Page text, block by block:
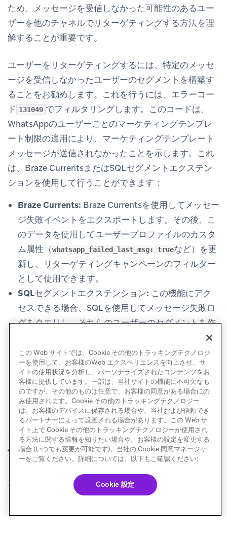
ため、メッセージを受信しなかった可能性のあるユー
ザーを他のチャネルでリターゲティングする方法を理
解することが重要です。
ユーザーをリターゲティングするには、特定のメッセ
ージを受信しなかったユーザーのセグメントを構築す
ることをお勧めします。これを行うには、エラーコー
ド 131049 でフィルタリングします。このコードは、
WhatsAppのユーザーごとのマーケティングテンプレ
ート制限の適用により、マーケティングテンプレート
メッセージが送信されなかったことを示します。これ
は、Braze CurrentsまたはSQLセグメントエクステン
ションを使用して行うことができます：
Braze Currents: Braze Currentsを使用してメッセー
ジ失敗イベントをエクスポートします。その後、こ
のデータを使用してユーザープロファイルのカスタ
ム属性（whatsapp_failed_last_msg: trueなど）を更
新し、リターゲティングキャンペーンのフィルター
として使用できます。
SQLセグメントエクステンション: この機能にアク
セスできる場合、SQLを使用してメッセージ失敗ロ
グをクエリし、それらのユーザーのセグメントを作
成してから、別のチャネルでそのセグメントをター
ゲットにすることができます。
前へ 機能と最適化 次へ
クリックトラッキン
© Braze. All Rights Reserved Privacy Policy
この Web サイトでは、Cookie その他のトラッキングテクノロジ
ーを使用して、お客様のWeb エクスペリエンスを向上させ、サ
イトの使用状況を分析し、パーソナライズされたコンテンツをお
客様に提供しています。一部は、当社サイトの機能に不可欠なも
のですが、その他のものは任意で、お客様の同意がある場合にの
み使用されます。Cookie その他のトラッキングテクノロジー
は、お客様のデバイスに保存される場合や、当社および信頼でき
るパートナーによって設置される場合があります。この Web サ
イト上で Cookie その他のトラッキングテクノロジーが使用され
る方法に関する情報を知りたい場合や、お客様の設定を変更する
場合 (いつでも変更が可能です)、当社の Cookie 同意マネージャ
ーをご覧ください。詳細については、以下もご確認ください:
Cookie 設定